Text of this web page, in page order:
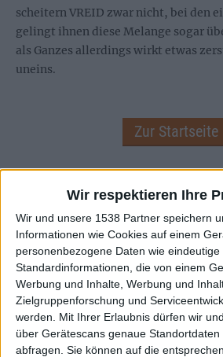
Wir respektieren Ihre
Wir und unsere 1538 Partner speichern
Informationen wie Cookies auf einem
personenbezogene Daten wie
Standardinformationen, die von einem
Werbung und Inhalte, Werbung und
Zielgruppenforschung und
werden.
Mit Ihrer Erlaubnis dürfen wir
über Gerätescans genaue
abfragen. Sie können auf die
scheitern VREID zwar nicht, bei den
gelingt ihnen diese Melange sogar
als Ganzes allerdings wirkt etwas
uneins.
Zur Startseite
Katharina
Newsletter abonnieren